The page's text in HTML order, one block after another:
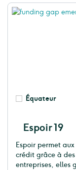
Équateur
Espoir 19
Espoir permet
crédit grâce à
entreprises, elles